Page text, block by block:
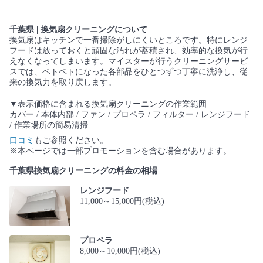
千葉県 | 換気扇クリーニングについて
換気扇はキッチンで一番掃除がしにくいところです。特にレンジ
フードは放っておくと頑固な汚れが蓄積され、効率的な換気が行
えなくなってしまいます。マイスターが行うクリーニングサービ
スでは、ベトベトになった各部品をひとつずつ丁寧に洗浄し、従
来の換気力を取り戻します。
▼表示価格に含まれる換気扇クリーニングの作業範囲
カバー / 本体内部 / ファン / プロペラ / フィルター / レンジフード
/ 作業場所の簡易清掃
口コミ もご参照ください。
※本ページでは一部プロモーションを含む場合があります。
千葉県換気扇クリーニングの料金の相場
レンジフード
11,000～15,000円(税込)
プロペラ
8,000～10,000円(税込)